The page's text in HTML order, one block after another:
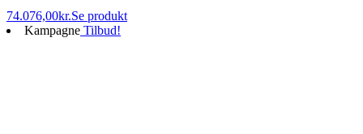
74.076,00kr.Se produkt
Kampagne Tilbud!